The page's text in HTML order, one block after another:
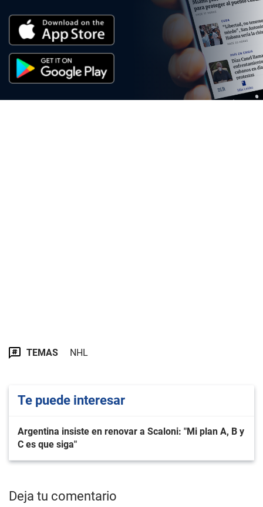
TEMAS NHL
Te puede interesar
Argentina insiste en renovar a Scaloni: "Mi plan A, B y
C es que siga"
Deja tu comentario